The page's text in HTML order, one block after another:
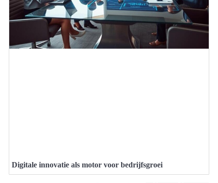
Digitale innovatie als motor voor bedrijfsgroei